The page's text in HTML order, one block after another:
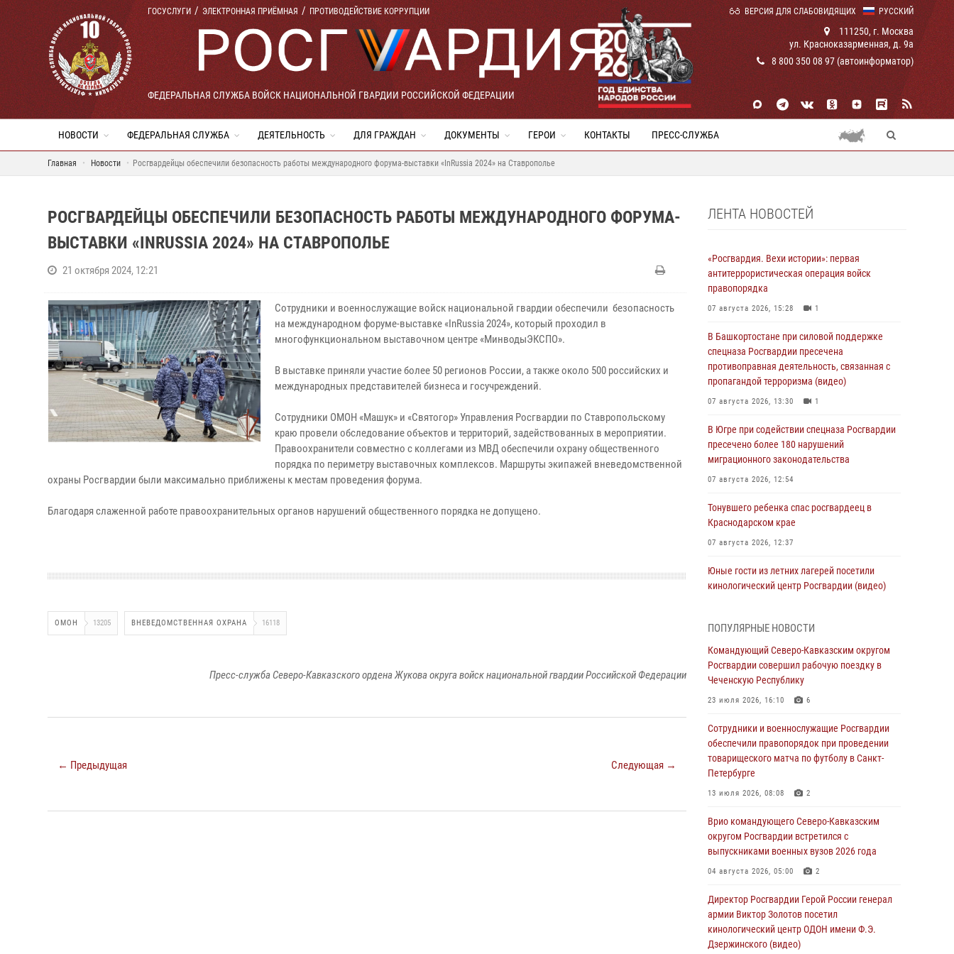
РУССКИЙ
ГОСУСЛУГИ ЭЛЕКТРОННАЯ ПРИЁМНАЯ ПРОТИВОДЕЙСТВИЕ КОРРУПЦИИ ВЕРСИЯ ДЛЯ СЛАБОВИДЯЩИХ
ФЕДЕРАЛЬНАЯ СЛУЖБА ВОЙСК НАЦИОНАЛЬНОЙ ГВАРДИИ РОССИЙСКОЙ ФЕДЕРАЦИИ
111250, г. Москва
ул. Красноказарменная, д. 9а
8 800 350 08 97 (автоинформатор)
НОВОСТИ ФЕДЕРАЛЬНАЯ СЛУЖБА ДЕЯТЕЛЬНОСТЬ ДЛЯ ГРАЖДАН ДОКУМЕНТЫ ГЕРОИ КОНТАКТЫ ПРЕСС-СЛУЖБА
Главная Новости Росгвардейцы обеспечили безопасность работы международного форума-выставки «InRussia 2024» на Ставрополье
РОСГВАРДЕЙЦЫ ОБЕСПЕЧИЛИ БЕЗОПАСНОСТЬ РАБОТЫ МЕЖДУНАРОДНОГО ФОРУМА-
ВЫСТАВКИ «INRUSSIA 2024» НА СТАВРОПОЛЬЕ
21 октября 2024, 12:21
Сотрудники и военнослужащие войск национальной гвардии обеспечили безопасность
на международном форуме-выставке «InRussia 2024», который проходил в
многофункциональном выставочном центре «МинводыЭКСПО».
В выставке приняли участие более 50 регионов России, а также около 500 российских и
международных представителей бизнеса и госучреждений.
Сотрудники ОМОН «Машук» и «Святогор» Управления Росгвардии по Ставропольскому
краю провели обследование объектов и территорий, задействованных в мероприятии.
Правоохранители совместно с коллегами из МВД обеспечили охрану общественного
порядка по периметру выставочных комплексов. Маршруты экипажей вневедомственной
охраны Росгвардии были максимально приближены к местам проведения форума.
Благодаря слаженной работе правоохранительных органов нарушений общественного порядка не допущено.
ОМОН 13205 ВНЕВЕДОМСТВЕННАЯ ОХРАНА 16118
Пресс-служба Северо-Кавказского ордена Жукова округа войск национальной гвардии Российской Федерации
← Предыдущая Следующая →
ЛЕНТА НОВОСТЕЙ
«Росгвардия. Вехи истории»: первая
антитеррористическая операция войск
правопорядка
07 августа 2026, 15:28 1
В Башкортостане при силовой поддержке
спецназа Росгвардии пресечена
противоправная деятельность, связанная с
пропагандой терроризма (видео)
07 августа 2026, 13:30 1
В Югре при содействии спецназа Росгвардии
пресечено более 180 нарушений
миграционного законодательства
07 августа 2026, 12:54
Тонувшего ребенка спас росгвардеец в
Краснодарском крае
07 августа 2026, 12:37
Юные гости из летних лагерей посетили
кинологический центр Росгвардии (видео)
Ветеран войск правопорядка генерал-майор
Иван Пияшев – герой выпуска «Легенды
армии с Александром Маршалом»
07 августа 2026, 12:00
округу Росгвардии и ветераны военной
контрразведки почтили память Николая
Кузнецова
07 августа 2026, 12:00
подняться на крышу Смольного собора в
Санкт-Петербурге (видео)
07 августа 2026, 11:34 3 1
основам взрывобезопасности
07 августа 2026, 11:33
Рэпер ST посетил раненых росгвардейцев в
ПОПУЛЯРНЫЕ НОВОСТИ
Командующий Северо-Кавказским округом
Росгвардии совершил рабочую поездку в
Чеченскую Республику
23 июля 2026, 16:10 6
Сотрудники и военнослужащие Росгвардии
обеспечили правопорядок при проведении
товарищеского матча по футболу в Санкт-
Петербурге
13 июля 2026, 08:08 2
Врио командующего Северо-Кавказским
округом Росгвардии встретился с
выпускниками военных вузов 2026 года
04 августа 2026, 05:00 2
Директор Росгвардии Герой России генерал
армии Виктор Золотов посетил
кинологический центр ОДОН имени Ф.Э.
Дзержинского (видео)